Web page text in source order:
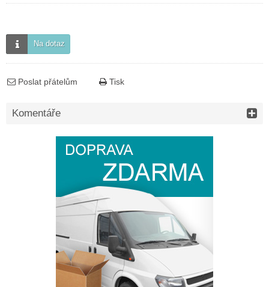
Na dotaz
Poslat přátelům Tisk
Komentáře